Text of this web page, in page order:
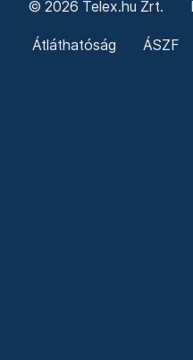
© 2026 Telex.hu Zrt.
Átláthatóság ÁSZF